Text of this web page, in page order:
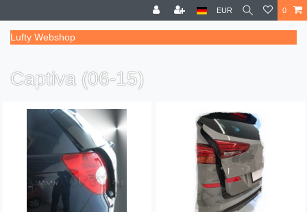
EUR 0
Lufty Webshop
Captiva (06-15)